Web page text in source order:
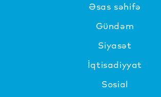
Əsas səhifə
Gündəm
Siyasət
İqtisadiyyat
Sosial